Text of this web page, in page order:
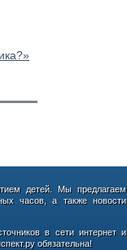
детей. Мы предлагаем
часов, а также новости
в сети интернет и
обязательна!